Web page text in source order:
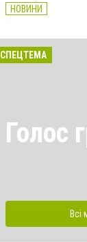
НОВИНИ
СПЕЦТЕМА
Голос
Всі